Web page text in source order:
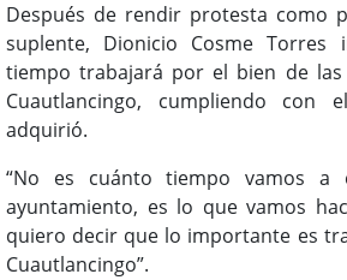
Después de rendir protesta como
suplente, Dionicio Cosme
tiempo trabajará por el bien de
Cuautlancingo, cumpliendo con
adquirió.
“No es cuánto tiempo vamos a
ayuntamiento, es lo que vamos
quiero decir que lo importante es
Cuautlancingo”.